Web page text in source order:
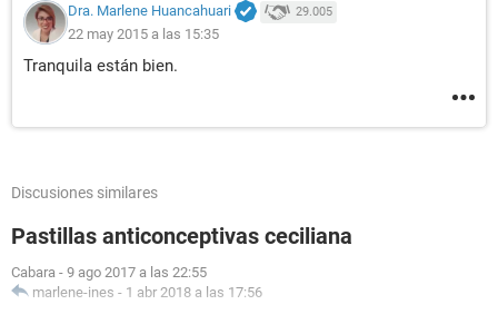
Dra. Marlene Huancahuari 29.005
22 may 2015 a las 15:35
Tranquila están bien.
Discusiones similares
Pastillas anticonceptivas ceciliana
Cabara - 9 ago 2017 a las 22:55
marlene-ines - 1 abr 2018 a las 17:56